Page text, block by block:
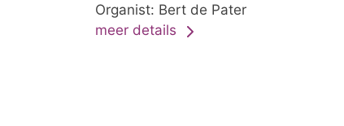
Organist: Bert de Pater
meer details